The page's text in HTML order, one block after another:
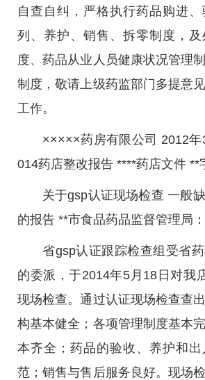
自查自纠，严格执行药品购进
列、养护、销售、拆零制度，及
度、药品从业人员健康状况管理
制度，敬请上级药监部门多提意
工作。
×××××药房有限公司 2012
014药店整改报告 ****药店文件 **
关于gsp认证现场检查 一般
的报告 **市食品药品监督管理局：
省gsp认证跟踪检查组受省
的委派，于2014年5月18日对我
现场检查。通过认证现场检查查
构基本健全；各项管理制度基本
本齐全；药品的验收、养护和
范；销售与售后服务良好。现场